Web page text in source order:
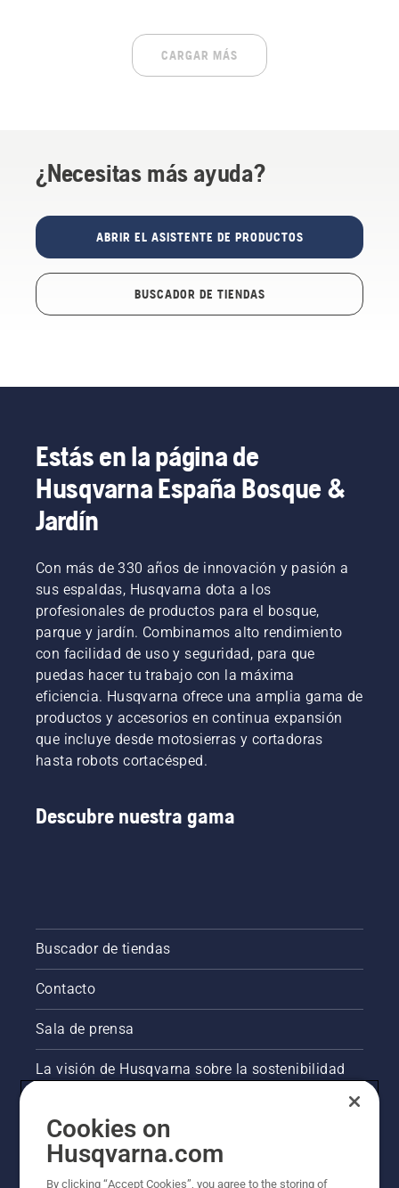
CARGAR MÁS
¿Necesitas más ayuda?
ABRIR EL ASISTENTE DE PRODUCTOS
BUSCADOR DE TIENDAS
Estás en la página de
Husqvarna España Bosque &
Jardín
Con más de 330 años de innovación y pasión a
sus espaldas, Husqvarna dota a los
profesionales de productos para el bosque,
parque y jardín. Combinamos alto rendimiento
con facilidad de uso y seguridad, para que
puedas hacer tu trabajo con la máxima
eficiencia. Husqvarna ofrece una amplia gama de
productos y accesorios en continua expansión
que incluye desde motosierras y cortadoras
hasta robots cortacésped.
Descubre nuestra gama
Buscador de tiendas
Contacto
Sala de prensa
La visión de Husqvarna sobre la sostenibilidad
Otros sitios de Husqvarna
Cookies on
Husqvarna.com
By clicking “Accept Cookies”, you agree to the storing of